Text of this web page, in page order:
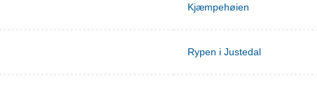
Kjæmpehøien
Rypen i Justedal